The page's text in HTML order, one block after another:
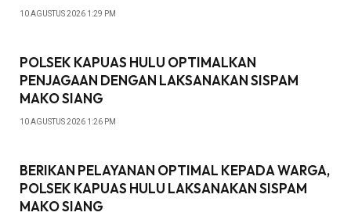
10 AGUSTUS 2026 1:29 PM
POLSEK KAPUAS HULU OPTIMALKAN
PENJAGAAN DENGAN LAKSANAKAN SISPAM
MAKO SIANG
10 AGUSTUS 2026 1:26 PM
BERIKAN PELAYANAN OPTIMAL KEPADA WARGA,
POLSEK KAPUAS HULU LAKSANAKAN SISPAM
MAKO SIANG